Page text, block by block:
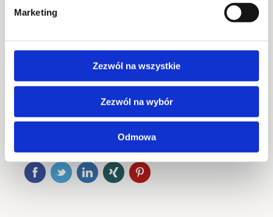
Marketing
Zezwól na wszystkie
Zezwól na wybór
Odmowa
pozwolą komfortowo oglądać film w systemie silent
cinema.
Start wydarzenia
2026-08-05 @ 21:30
Miejsce
Plac przed Montownią